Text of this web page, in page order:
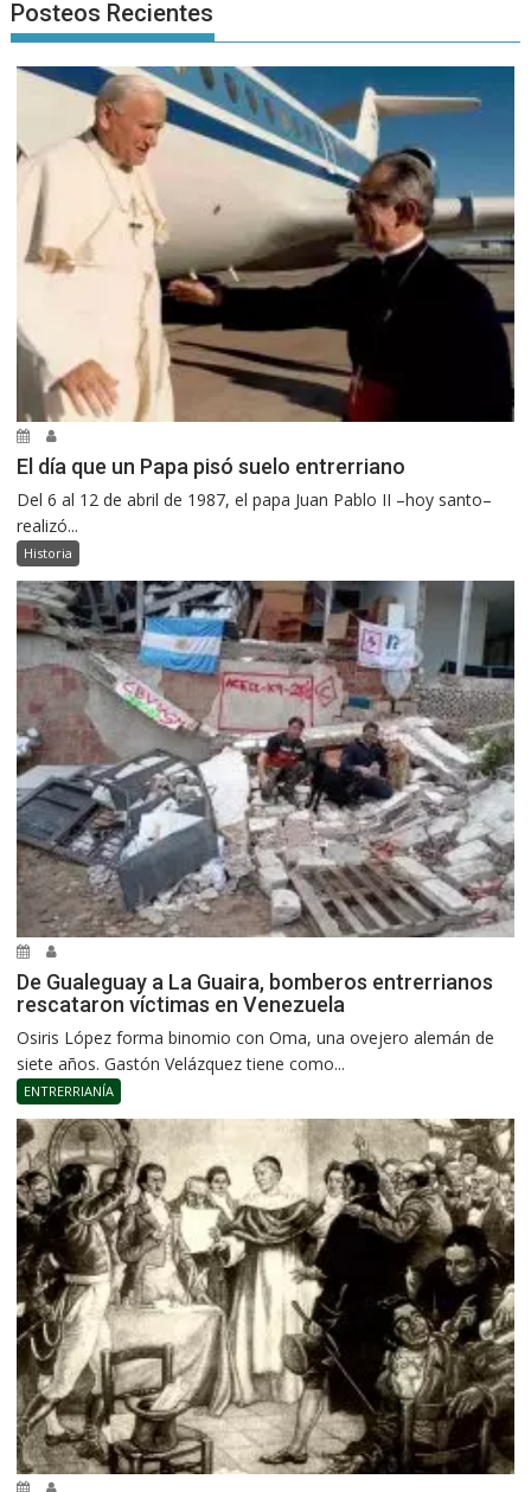
Posteos Recientes
El día que un Papa pisó suelo entrerriano
Del 6 al 12 de abril de 1987, el papa Juan Pablo II –hoy santo–
realizó...
Historia
De Gualeguay a La Guaira, bomberos entrerrianos
rescataron víctimas en Venezuela
Osiris López forma binomio con Oma, una ovejero alemán de
siete años. Gastón Velázquez tiene como...
ENTRERRIANÍA